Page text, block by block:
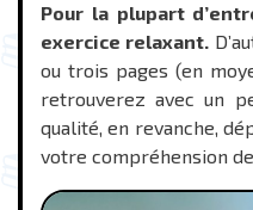
Pour la plupart
exercice relaxant.
ou trois pages (en
retrouverez avec un
qualité, en revanche,
votre compréhension